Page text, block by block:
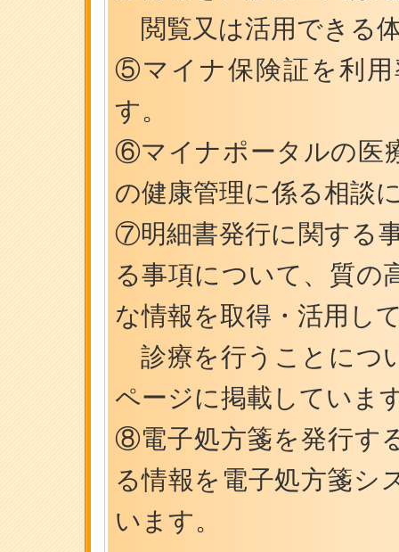
閲覧又は活用できる
⑤マイナ保険証を利用
す。
⑥マイナポータルの医
の健康管理に係る相談
⑦明細書発行に関する
る事項について、質の
な情報を取得・活用し
診療を行うことにつ
ページに掲載していま
⑧電子処方箋を発行す
る情報を電子処方箋シ
います。